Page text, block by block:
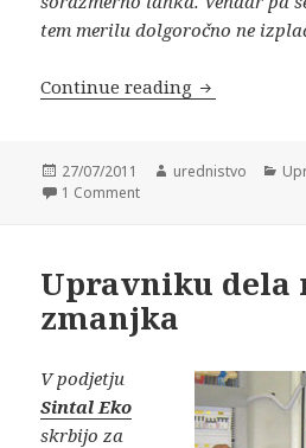
tem merilu dolgoročno ne
Continue reading Ceno
Posted
on
27/07/2011 Author
urednistvo
1 Comment
Upravniku dela
zmanjka
V podjetju
Sintal Eko
skrbijo za